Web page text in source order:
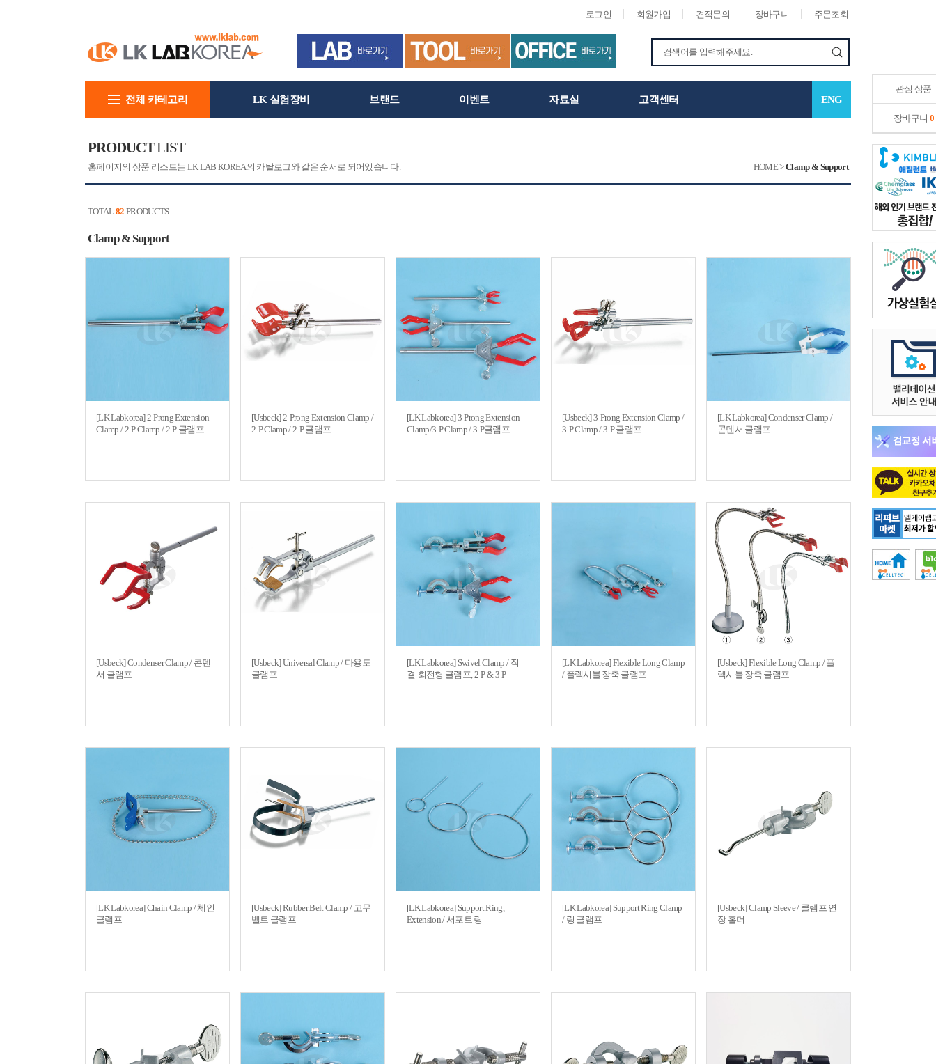
로그인 회원가입 견적문의 장바구니 주문조회
관심 상품
장바구니 0
전체 카테고리 LK 실험장비 브랜드 이벤트 자료실 고객센터 ENG
PRODUCTLIST
홈페이지의 상품 리스트는 LK LAB KOREA의 카탈로그와 같은 순서로 되어있습니다. HOME>Clamp & Support
TOTAL 82 PRODUCTS.
Clamp & Support
[LK Labkorea] 2-Prong Extension
Clamp / 2-P Clamp / 2-P 클램프
[Usbeck] 2-Prong Extension Clamp /
2-P Clamp / 2-P 클램프
[LK Labkorea] 3-Prong Extension
Clamp/3-P Clamp / 3-P클램프
[Usbeck] 3-Prong Extension Clamp /
3-P Clamp / 3-P 클램프
[LK Labkorea] Condenser Clamp /
콘덴서 클램프
[Usbeck] Condenser Clamp / 콘덴
서 클램프
[Usbeck] Universal Clamp / 다용도
클램프
[LK Labkorea] Swivel Clamp / 직
결-회전형 클램프, 2-P & 3-P
[LK Labkorea] Flexible Long Clamp
/ 플렉시블 장축 클램프
[Usbeck] Flexible Long Clamp / 플
렉시블 장축 클램프
[LK Labkorea] Chain Clamp / 체인
클램프
[Usbeck] Rubber Belt Clamp / 고무
벨트 클램프
[LK Labkorea] Support Ring,
Extension / 서포트 링
[LK Labkorea] Support Ring Clamp
/ 링 클램프
[Usbeck] Clamp Sleeve / 클램프 연
장 홀더